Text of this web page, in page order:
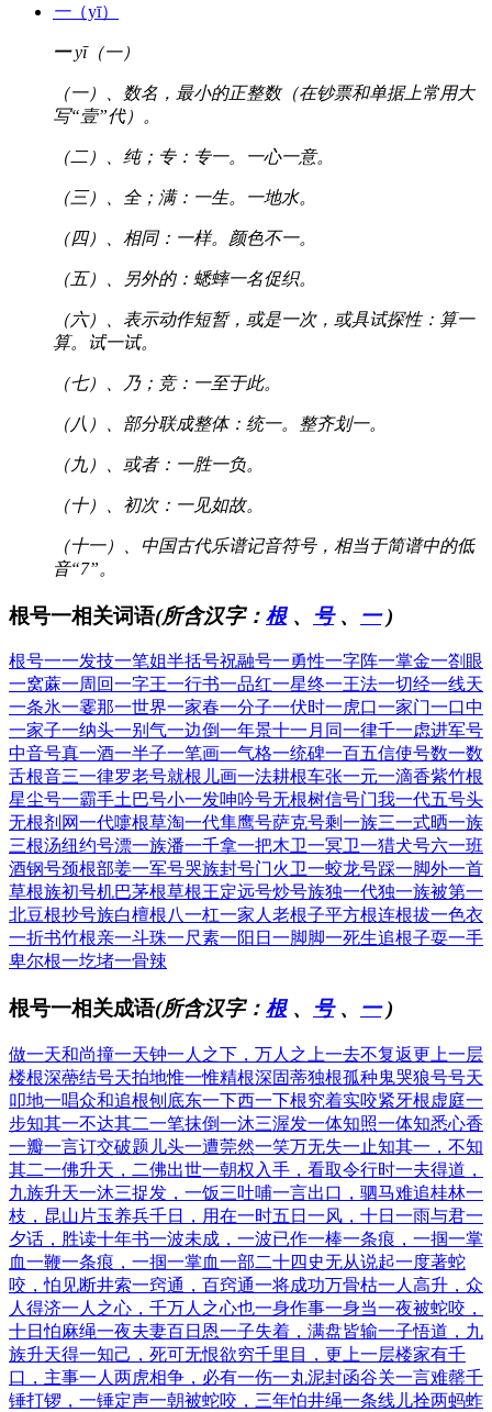
一（yī）
一yī（一）
（一）、数名，最小的正整数（在钞票和单据上常用大
写“壹”代）。
（二）、纯；专：专一。一心一意。
（三）、全；满：一生。一地水。
（四）、相同：一样。颜色不一。
（五）、另外的：蟋蟀一名促织。
（六）、表示动作短暂，或是一次，或具试探性：算一
算。试一试。
（七）、乃；竞：一至于此。
（八）、部分联成整体：统一。整齐划一。
（九）、或者：一胜一负。
（十）、初次：一见如故。
（十一）、中国古代乐谱记音符号，相当于简谱中的低
音“7”。
根号一相关词语(所含汉字： 根、 号、 一)
根号一一发技一笔姐半括号祝融号一勇性一字阵一掌金一劄眼
一窝蔴一周回一字王一行书一品红一星终一王法一切经一线天
一条氷一霎那一世界一家春一分子一伏时一虎口一家门一口中
一家子一纳头一别气一边倒一年景十一月 同一律千一虑进军号
中音号真一酒一半子一笔画一气格一统碑一百五信使号数一数
舌根音三一律罗老号就根儿画一法耕根车张一元一滴香紫竹根
星尘号一霸手土巴号小一发呻吟号无根树信号门我一代五号头
无根剂 网一代嚏根草淘一代隼鹰号萨克号剩一族三一式晒一族
三根汤纽约号漂一族潘一千拿一把木卫一冥卫一猎犬号六一班
酒钢号颈根部姜一军号哭族封号门火卫一蛟龙号踩一脚外一首
草根族初号机巴茅根草根王定远号炒号族独一代独一族被第一
北豆根抄号族白檀根八一杠一家人 老根子平方根连根拔一色衣
一折书竹根亲一斗珠一尺素一阳日 一脚脚一死生追根子耍一手
卑尔根一圪堵一骨辣
根号一相关成语(所含汉字： 根、 号、 一)
做一天和尚撞一天钟一人之下，万人之上一去不复返更上一层
楼根深蔕结号天拍地惟一惟精根深固蒂独根孤种鬼哭狼号号天
叩地一唱众和追根刨底东一下西一下根究着实咬紧牙根虚庭一
步知其一不达其二一笔抹倒一沐三渥发一体知照一体知悉心香
一瓣一言订交破题儿头一遭莞然一笑万无失一 止知其一，不知
其二一佛升天，二佛出世一朝权入手，看取令行时一夫得道，
九族升天一沐三捉发，一饭三吐哺一言出口，驷马难追桂林一
枝，昆山片玉养兵千日，用在一时五日一风，十日一雨与君一
夕话，胜读十年书一波未成，一波已作一棒一条痕，一掴一掌
血一鞭一条痕，一掴一掌血一部二十四史无从说起一度著蛇
咬，怕见断井索一窍通，百窍通一将成功万骨枯一人高升，众
人得济一人之心，千万人之心也一身作事一身当一夜被蛇咬，
十日怕麻绳一夜夫妻百日恩一子失着，满盘皆输一子悟道，九
族升天得一知己，死可无恨欲穷千里目，更上一层楼家有千
口，主事一人 两虎相争，必有一伤一丸泥封函谷关一言难罄千
锤打锣，一锤定声一朝被蛇咬，三年怕井绳一条线儿拴两蚂蚱